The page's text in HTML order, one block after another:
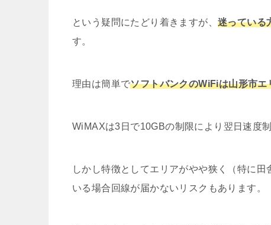
という疑問にたどり着きますが、 迷っている
す。
理由は簡単でソフトバンクのWiFiは山形市
WiMAXは3日で10GBの制限により翌日速度
しかし特徴としてエリアがやや狭く（特に
いる場合回線が届かないリスクもあります。